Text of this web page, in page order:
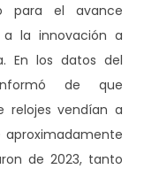
para el avance
a la innovación a
En los datos del
de que
relojes vendían a
de 2023, tanto